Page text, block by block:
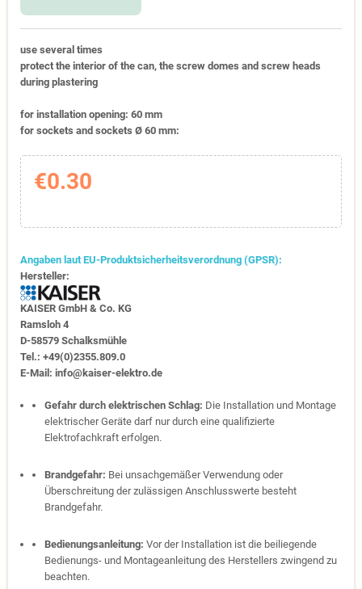
use several times
protect the interior of the can, the screw domes and screw heads
during plastering
for installation opening: 60 mm
for sockets and sockets Ø 60 mm:
€0.30
Angaben laut EU-Produktsicherheitsverordnung (GPSR):
Hersteller:
KAISER GmbH & Co. KG
Ramsloh 4
D-58579 Schalksmühle
Tel.: +49(0)2355.809.0
E-Mail: info@kaiser-elektro.de
Gefahr durch elektrischen Schlag: Die Installation und Montage
elektrischer Geräte darf nur durch eine qualifizierte
Elektrofachkraft erfolgen.
Brandgefahr: Bei unsachgemäßer Verwendung oder
Überschreitung der zulässigen Anschlusswerte besteht
Brandgefahr.
Bedienungsanleitung: Vor der Installation ist die beiliegende
Bedienungs- und Montageanleitung des Herstellers zwingend zu
beachten.